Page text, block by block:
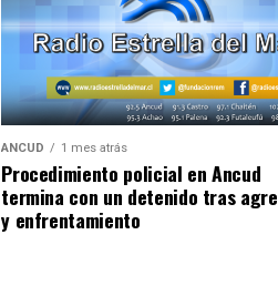
ANCUD 1 mes atrás
Procedimiento policial en Ancud
termina con un detenido tras
y enfrentamiento